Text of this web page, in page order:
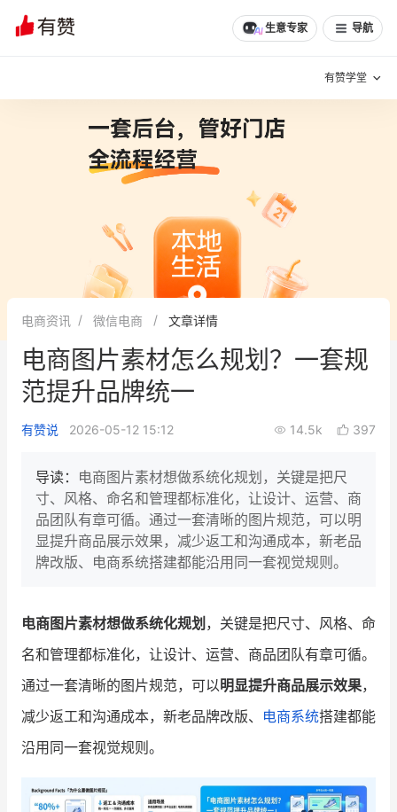
生意专家 导航
有赞学堂
增长方法
有赞专家说
新零售最佳实践
面对面聊增长
新零售大会
增长产品指南
智库 产品场景库
行业洞察
品牌消费观 行业报告
培训课程
私域课程 新零售内参
电商资讯 微信电商 文章详情
电商图片素材怎么规划？一套规
范提升品牌统一
有赞说 2026-05-12 15:12 14.5k 397
导读： 电商图片素材想做系统化规划，关键是把尺
寸、风格、命名和管理都标准化，让设计、运营、商
品团队有章可循。通过一套清晰的图片规范，可以明
显提升商品展示效果，减少返工和沟通成本，新老品
牌改版、电商系统搭建都能沿用同一套视觉规则。
电商图片素材想做系统化规划 ，关键是把尺寸、风格、命
名和管理都标准化，让设计、运营、商品团队有章可循。
通过一套清晰的图片规范，可以明显提升商品展示效果，
减少返工和沟通成本，新老品牌改版、 电商系统搭建都能
沿用同一套视觉规则。